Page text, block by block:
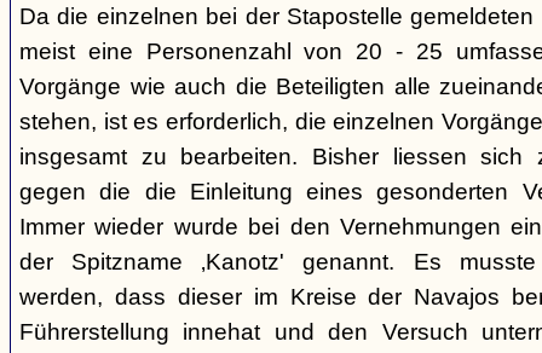
Da die einzelnen bei der Stapostelle
meist eine Personenzahl von 20 - 25
Vorgänge wie auch die Beteiligten alle
stehen, ist es erforderlich, die einzelnen
insgesamt zu bearbeiten. Bisher liessen sich
gegen die die Einleitung eines gesonderten
Immer wieder wurde bei den Vernehmungen
der Spitzname ‚Kanotz' genannt. Es
werden, dass dieser im Kreise der Navajos
Führerstellung innehat und den Versuch